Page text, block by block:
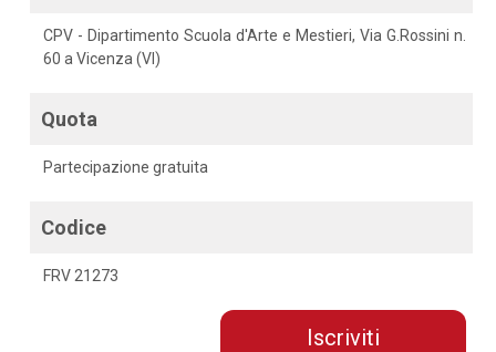
CPV - Dipartimento Scuola d'Arte e Mestieri, Via G.Rossini n.
60 a Vicenza (VI)
Quota
Partecipazione gratuita
Codice
FRV 21273
Iscriviti